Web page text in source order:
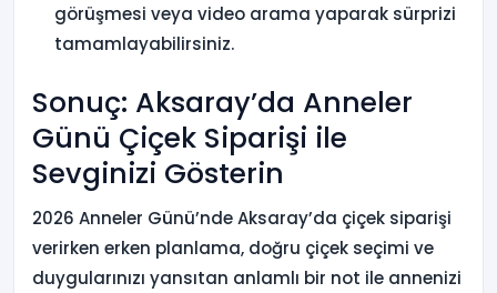
görüşmesi veya video arama yaparak sürprizi
tamamlayabilirsiniz.
Sonuç: Aksaray’da Anneler
Günü Çiçek Siparişi ile
Sevginizi Gösterin
2026 Anneler Günü’nde Aksaray’da çiçek siparişi
verirken erken planlama, doğru çiçek seçimi ve
duygularınızı yansıtan anlamlı bir not ile annenizi